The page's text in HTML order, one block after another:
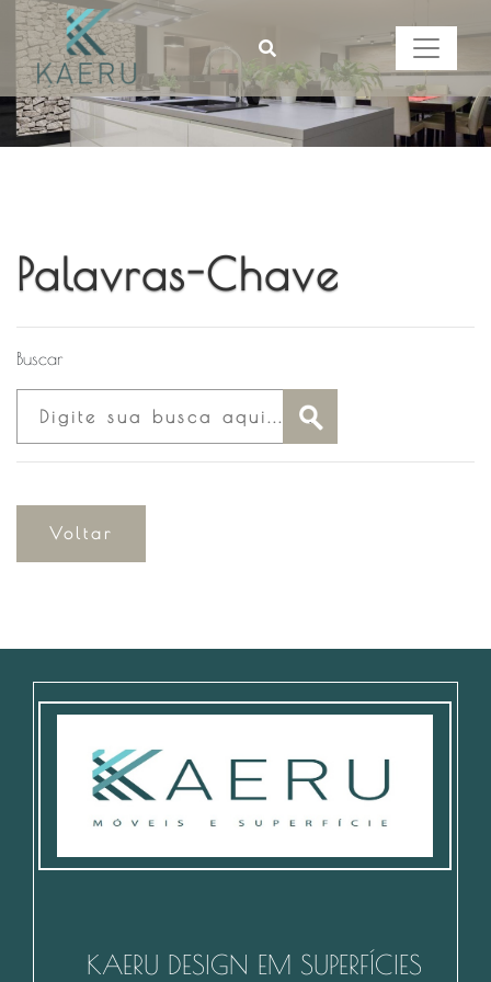
Palavras-Chave
Buscar
Voltar
KAERU DESIGN EM SUPERFÍCIES